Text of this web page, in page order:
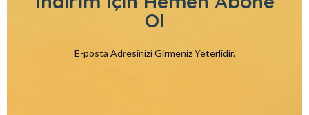
Ol
E-posta Adresinizi Girmeniz Yeterlidir.